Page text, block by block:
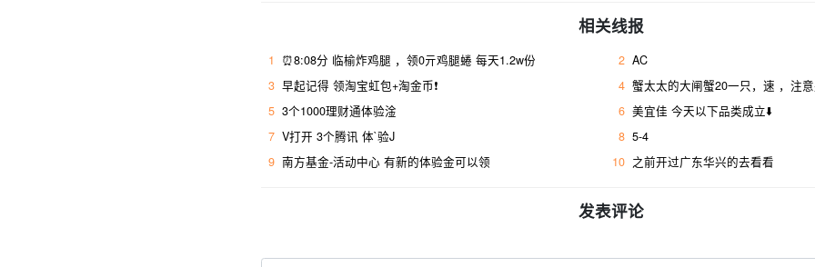
相关线报
1 ⏰8:08分 临榆炸鸡腿 ，领0亓鸡腿蜷 每天1.2w份 2 AC
3 早起记得 领淘宝虹包+淘金币❗ 4 蟹太太的大闸蟹20一只，速 ，注
5 3个1000理财通体验淦 6 美宜佳 今天以下品类成立⬇️
7 V打开 3个腾讯 体`验J 8 5-4
9 南方基金-活动中心 有新的体验金可以领 10 之前开过广东华兴的去看看
发表评论